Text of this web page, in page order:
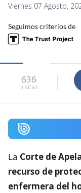
Viernes 07 Agosto,
Seguimos criterios de
636
visitas
La Corte de
recurso de
enfermera del